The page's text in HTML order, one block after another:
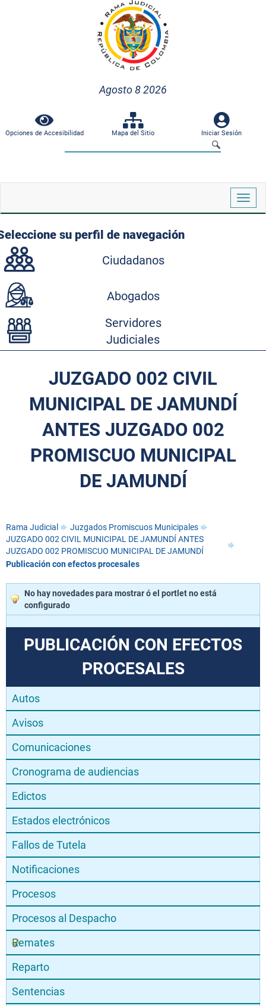
Agosto 8 2026
Opciones de Accesibilidad Mapa del Sitio Iniciar Sesión
su perfil de navegación
Ciudadanos
Abogados
Servidores
Judiciales
JUZGADO 002 CIVIL
MUNICIPAL DE JAMUNDÍ
ANTES JUZGADO 002
PROMISCUO MUNICIPAL
DE JAMUNDÍ
Rama Judicial
Juzgados Promiscuos Municipales
JUZGADO 002 CIVIL MUNICIPAL DE JAMUNDÍ ANTES
JUZGADO 002 PROMISCUO MUNICIPAL DE JAMUNDÍ
Publicación con efectos procesales
No hay novedades para mostrar ó el portlet no está
configurado
PUBLICACIÓN CON EFECTOS
PROCESALES
Autos
Avisos
Comunicaciones
Cronograma de audiencias
Edictos
Estados electrónicos
Fallos de Tutela
Notificaciones
Procesos
Procesos al Despacho
Remates
Reparto
Sentencias